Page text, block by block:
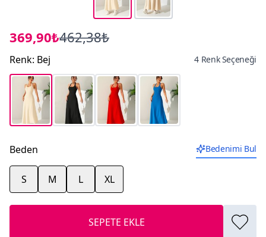
369,90₺462,38₺
Renk: Bej 4 Renk Seçeneği
Beden Bedenimi Bul
S M L XL
SEPETE EKLE